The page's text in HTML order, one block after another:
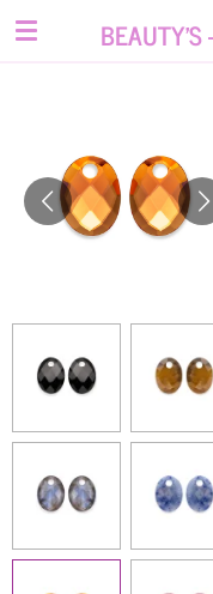
Ga
BEAUTY'S